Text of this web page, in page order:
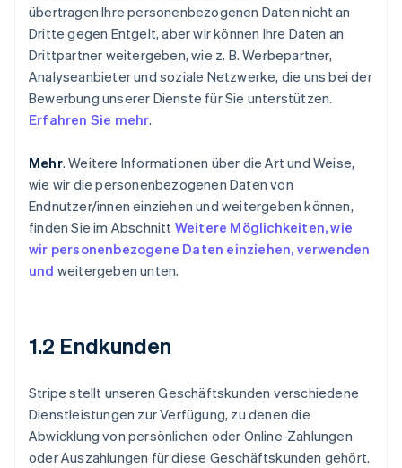
übertragen Ihre personenbezogenen Daten nicht an
Dritte gegen Entgelt, aber wir können Ihre Daten an
Drittpartner weitergeben, wie z. B. Werbepartner,
Analyseanbieter und soziale Netzwerke, die uns bei der
Bewerbung unserer Dienste für Sie unterstützen.
Erfahren Sie mehr.
Mehr. Weitere Informationen über die Art und Weise,
wie wir die personenbezogenen Daten von
Endnutzer/innen einziehen und weitergeben können,
finden Sie im Abschnitt Weitere Möglichkeiten, wie
wir personenbezogene Daten einziehen, verwenden
und weitergeben unten.
1.2 Endkunden
Stripe stellt unseren Geschäftskunden verschiedene
Dienstleistungen zur Verfügung, zu denen die
Abwicklung von persönlichen oder Online-Zahlungen
oder Auszahlungen für diese Geschäftskunden gehört.